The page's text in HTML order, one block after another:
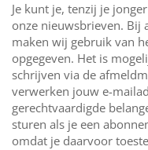
Je kunt je, tenzij je
onze nieuwsbrieven. Bij
maken wij gebruik van
opgegeven. Het is
schrijven via de
verwerken jouw e-
gerechtvaardigde
sturen als je een
omdat je daarvoor